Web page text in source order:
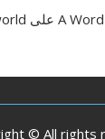
A على
© All rights